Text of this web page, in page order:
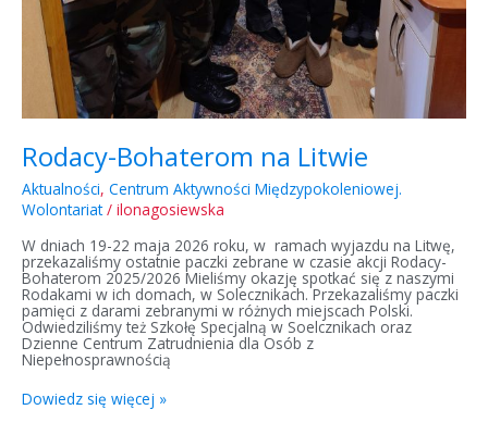
Rodacy-Bohaterom na Litwie
Aktualności, Centrum Aktywności Międzypokoleniowej.
Wolontariat/ ilonagosiewska
W dniach 19-22 maja 2026 roku, w ramach wyjazdu na Litwę,
przekazaliśmy ostatnie paczki zebrane w czasie akcji Rodacy-
Bohaterom 2025/2026 Mieliśmy okazję spotkać się z naszymi
Rodakami w ich domach, w Solecznikach. Przekazaliśmy paczki
pamięci z darami zebranymi w różnych miejscach Polski.
Odwiedziliśmy też Szkołę Specjalną w Soelcznikach oraz
Dzienne Centrum Zatrudnienia dla Osób z
Niepełnosprawnością
Dowiedz się więcej »